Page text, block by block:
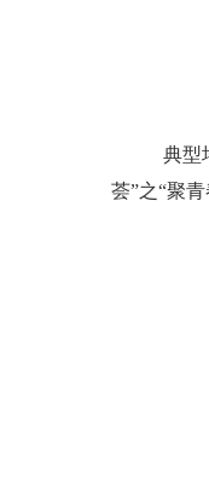
典型
荟”之“聚